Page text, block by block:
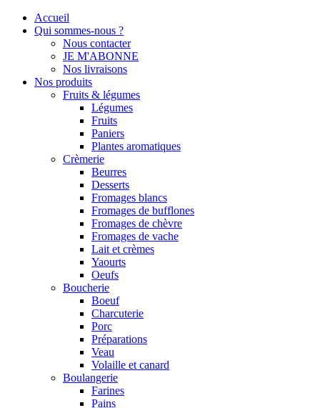
Accueil
Qui sommes-nous ?
Nous contacter
JE M'ABONNE
Nos livraisons
Nos produits
Fruits & légumes
Légumes
Fruits
Paniers
Plantes aromatiques
Crèmerie
Beurres
Desserts
Fromages blancs
Fromages de bufflones
Fromages de chèvre
Fromages de vache
Lait et crèmes
Yaourts
Oeufs
Boucherie
Boeuf
Charcuterie
Porc
Préparations
Veau
Volaille et canard
Boulangerie
Farines
Pains